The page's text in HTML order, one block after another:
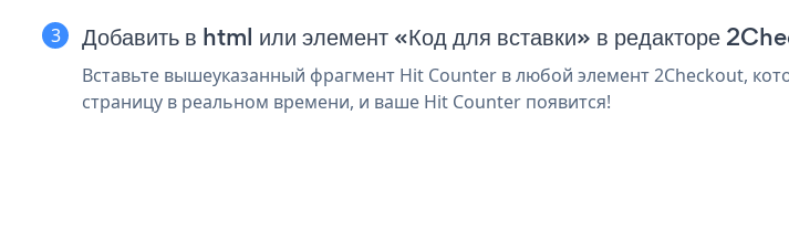
Добавить в html или элемент «Код для вставки» в редакторе
Вставьте вышеуказанный фрагмент Hit Counter в любой элемент 2Checkout,
страницу в реальном времени, и ваше Hit Counter появится!